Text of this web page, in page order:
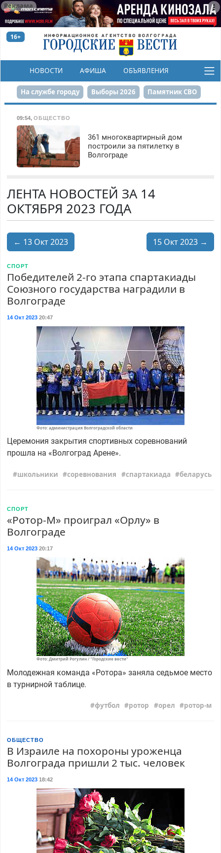
Реклама
16+
НОВОСТИ АФИША ОБЪЯВЛЕНИЯ
КОНКУРСЫ
На службе городу Выборы 2026 Памятник СВО
Набережная День Победы Реконструкция ЦПКиО
80-летие Победы Парк Героев-летчиков
09:54, ОБЩЕСТВО
361 многоквартирный дом
построили за пятилетку в
Волгограде
ЛЕНТА НОВОСТЕЙ ЗА 14
ОКТЯБРЯ 2023 ГОДА
← 13 Окт 2023 15 Окт 2023 →
СПОРТ
Победителей 2-го этапа спартакиады
Союзного государства наградили в
Волгограде
14 Окт 202320:47
Фото: администрация Волгоградской области
Церемония закрытия спортивных соревнований
прошла на «Волгоград Арене».
школьники соревнования спартакиада беларусь
СПОРТ
«Ротор-М» проиграл «Орлу» в
Волгограде
14 Окт 202320:17
Фото: Дмитрий Рогулин / "Городские вести"
Молодежная команда «Ротора» заняла седьмое место
в турнирной таблице.
футбол ротор орел ротор-м
ОБЩЕСТВО
В Израиле на похороны уроженца
Волгограда пришли 2 тыс. человек
14 Окт 202318:42